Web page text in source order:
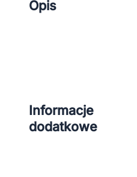
Opis
Informacje
dodatkowe